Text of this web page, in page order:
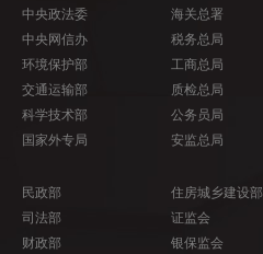
中央政法委
中央网信办
环境保护部
交通运输部
科学技术部
国家外专局
海关总署
税务总局
工商总局
质检总局
公务员局
安监总局
民政部
司法部
财政部
住房城乡建设部
证监会
银保监会